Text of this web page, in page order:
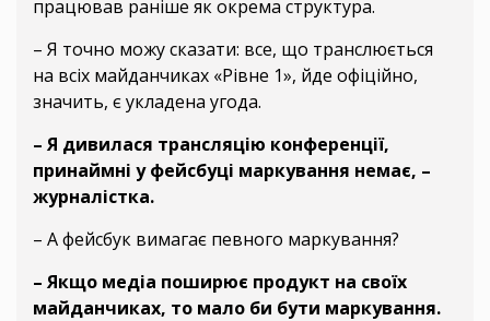
працював раніше як окрема структура.
– Я точно можу сказати: все, що транслюється
на всіх майданчиках «Рівне 1», йде офіційно,
значить, є укладена угода.
– Я дивилася трансляцію конференції,
принаймні у фейсбуці маркування немає, –
журналістка.
– А фейсбук вимагає певного маркування?
– Якщо медіа поширює продукт на своїх
майданчиках, то мало би бути маркування.